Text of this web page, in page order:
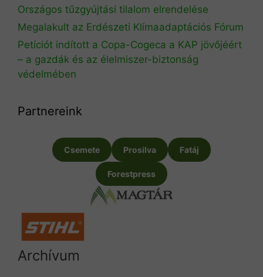
Országos tűzgyújtási tilalom elrendelése
Megalakult az Erdészeti Klímaadaptációs Fórum
Petíciót indított a Copa-Cogeca a KAP jövőjéért
– a gazdák és az élelmiszer-biztonság
védelmében
Partnereink
Csemete Prosilva Fatáj
Forestpress
Archívum